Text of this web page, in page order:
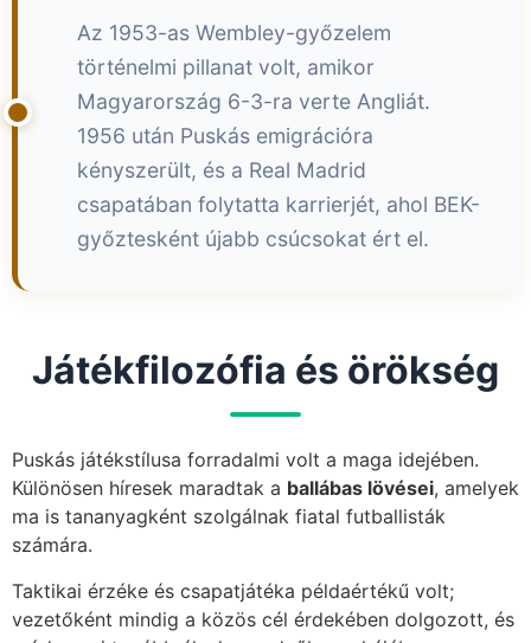
Az 1953-as Wembley-győzelem
történelmi pillanat volt, amikor
Magyarország 6-3-ra verte Angliát.
1956 után Puskás emigrációra
kényszerült, és a Real Madrid
csapatában folytatta karrierjét, ahol BEK-
győztesként újabb csúcsokat ért el.
Játékfilozófia és örökség
Puskás játékstílusa forradalmi volt a maga idejében.
Különösen híresek maradtak a ballábas lövései, amelyek
ma is tananyagként szolgálnak fiatal futballisták
számára.
Taktikai érzéke és csapatjátéka példaértékű volt;
vezetőként mindig a közös cél érdekében dolgozott, és